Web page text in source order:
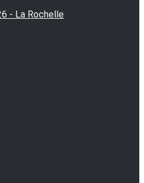
- La Rochelle